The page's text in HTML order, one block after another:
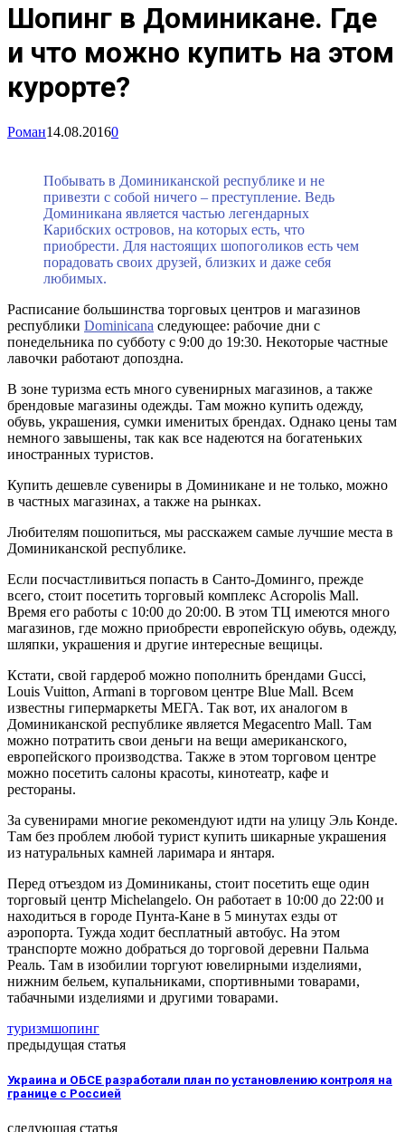
Шопинг в Доминикане. Где
и что можно купить на этом
курорте?
Роман14.08.20160
Побывать в Доминиканской республике и не
привезти с собой ничего – преступление. Ведь
Доминикана является частью легендарных
Карибских островов, на которых есть, что
приобрести. Для настоящих шопоголиков есть чем
порадовать своих друзей, близких и даже себя
любимых.
Расписание большинства торговых центров и магазинов
республики Dominicana следующее: рабочие дни с
понедельника по субботу с 9:00 до 19:30. Некоторые частные
лавочки работают допоздна.
В зоне туризма есть много сувенирных магазинов, а также
брендовые магазины одежды. Там можно купить одежду,
обувь, украшения, сумки именитых брендах. Однако цены там
немного завышены, так как все надеются на богатеньких
иностранных туристов.
Купить дешевле сувениры в Доминикане и не только, можно
в частных магазинах, а также на рынках.
Любителям пошопиться, мы расскажем самые лучшие места в
Доминиканской республике.
Если посчастливиться попасть в Санто-Доминго, прежде
всего, стоит посетить торговый комплекс Acropolis Mall.
Время его работы с 10:00 до 20:00. В этом ТЦ имеются много
магазинов, где можно приобрести европейскую обувь, одежду,
шляпки, украшения и другие интересные вещицы.
Кстати, свой гардероб можно пополнить брендами Gucci,
Louis Vuitton, Armani в торговом центре Blue Mall. Всем
известны гипермаркеты МЕГА. Так вот, их аналогом в
Доминиканской республике является Megacentro Mall. Там
можно потратить свои деньги на вещи американского,
европейского производства. Также в этом торговом центре
можно посетить салоны красоты, кинотеатр, кафе и
рестораны.
За сувенирами многие рекомендуют идти на улицу Эль Конде.
Там без проблем любой турист купить шикарные украшения
из натуральных камней ларимара и янтаря.
Перед отъездом из Доминиканы, стоит посетить еще один
торговый центр Michelangelo. Он работает в 10:00 до 22:00 и
находиться в городе Пунта-Кане в 5 минутах езды от
аэропорта. Тужда ходит бесплатный автобус. На этом
транспорте можно добраться до торговой деревни Пальма
Реаль. Там в изобилии торгуют ювелирными изделиями,
нижним бельем, купальниками, спортивными товарами,
табачными изделиями и другими товарами.
туризмшопинг
предыдущая статья
Украина и ОБСЕ разработали план по установлению контроля на
границе с Россией
следующая статья